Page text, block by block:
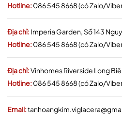
Hotline:086 545 8668 (có Zalo/
Địa chỉ:Imperia Garden, Số 143
Hotline:086 545 8668 (có Zalo/
Địa chỉ:Vinhomes Riverside Long
Hotline:086 545 8668 (có Zalo/
Email: